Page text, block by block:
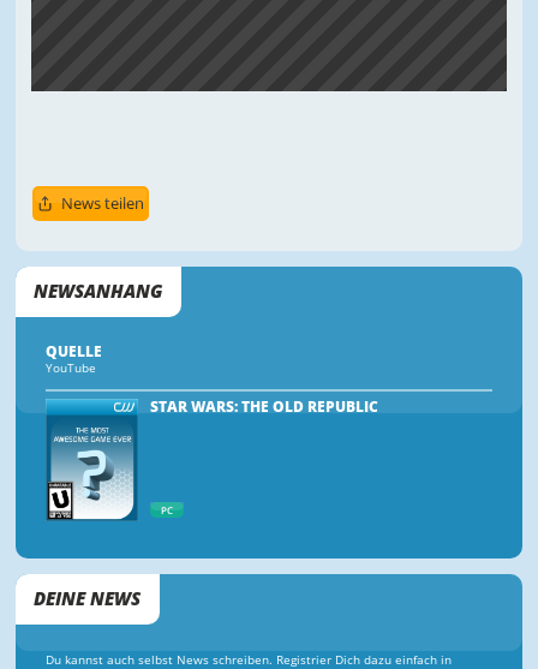
News teilen
NEWSANHANG
QUELLE
YouTube
STAR WARS: THE OLD REPUBLIC
PC
DEINE NEWS
Du kannst auch selbst News schreiben. Registrier Dich dazu einfach in